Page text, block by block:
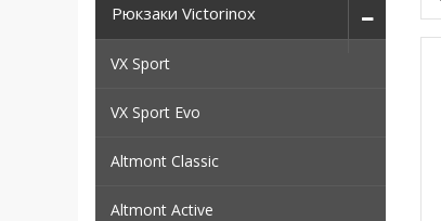
Рюкзаки Victorinox
VX Sport
VX Sport Evo
Altmont Classic
Altmont Active